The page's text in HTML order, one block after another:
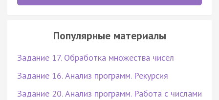
Популярные материалы
Задание 17. Обработка множества чисел
Задание 16. Анализ программ. Рекурсия
Задание 20. Анализ программ. Работа с числами